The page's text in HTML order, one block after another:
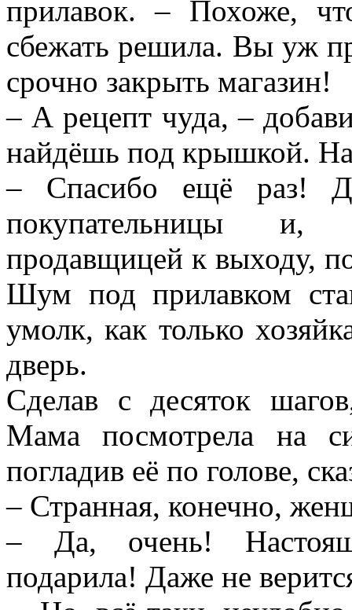
прилавок. – Похоже,
сбежать решила. Вы уж
срочно закрыть магазин!
– А рецепт чуда, –
найдёшь под крышкой.
– Спасибо ещё раз!
покупательницы и,
продавщицей к выходу,
Шум под прилавком
умолк, как только
дверь.
Сделав с десяток
Мама посмотрела на
погладив её по голове,
– Странная, конечно,
– Да, очень!
подарила! Даже не